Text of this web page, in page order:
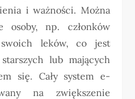
i ważności. Można
osoby, np. członków
leków, co jest
lub mających
się. Cały system e-
na zwiększenie